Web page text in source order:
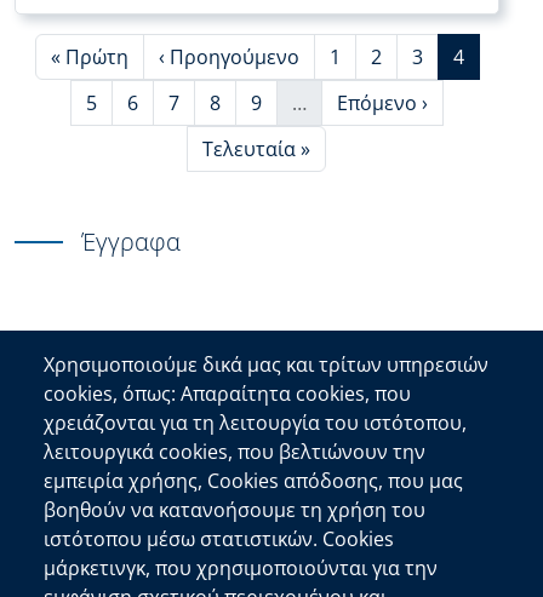
First page
« Πρώτη Προηγούμενη σελίδα
‹ Προηγούμενο Page
1 Page
2 Page
3
4
Page
5 Page
6 Page
7 Page
8 Page
9
…
More pages
Next page
Επόμενο ›
Last page
Τελευταία »
Έγγραφα
Επικοινωνία
Αποκεντρωμένη Διοίκηση Κρήτης
Πλατεία Κουντουριώτη 71202 Ηράκλειο
Επικοινωνήστε μαζί μας
Χρήσιμοι Σύνδεσμοι
Χρησιμοποιούμε δικά μας και τρίτων υπηρεσιών
cookies, όπως: Απαραίτητα cookies, που
χρειάζονται για τη λειτουργία του ιστότοπου,
λειτουργικά cookies, που βελτιώνουν την
εμπειρία χρήσης, Cookies απόδοσης, που μας
βοηθούν να κατανοήσουμε τη χρήση του
ιστότοπου μέσω στατιστικών. Cookies
μάρκετινγκ, που χρησιμοποιούνται για την